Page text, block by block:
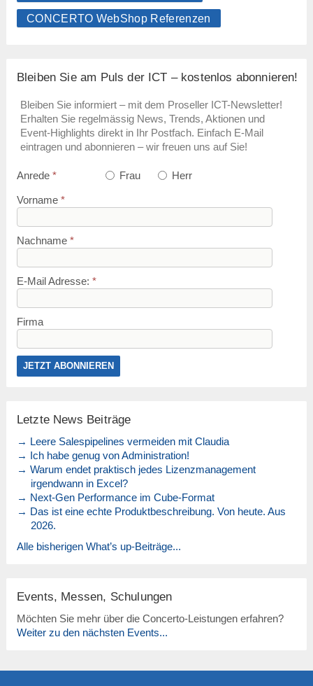
CONCERTO WebShop Referenzen
Bleiben Sie am Puls der ICT – kostenlos abonnieren!
Bleiben Sie informiert – mit dem Proseller ICT-Newsletter!
Erhalten Sie regelmässig News, Trends, Aktionen und
Event-Highlights direkt in Ihr Postfach. Einfach E-Mail
eintragen und abonnieren – wir freuen uns auf Sie!
Anrede * Frau Herr
Vorname *
Nachname *
E-Mail Adresse: *
Firma
Letzte News Beiträge
→ Leere Salespipelines vermeiden mit Claudia
→ Ich habe genug von Administration!
→ Warum endet praktisch jedes Lizenzmanagement
irgendwann in Excel?
→ Next-Gen Performance im Cube-Format
→ Das ist eine echte Produktbeschreibung. Von heute. Aus
2026.
Alle bisherigen What’s up-Beiträge...
Events, Messen, Schulungen
Möchten Sie mehr über die Concerto-Leistungen erfahren?
Weiter zu den nächsten Events...